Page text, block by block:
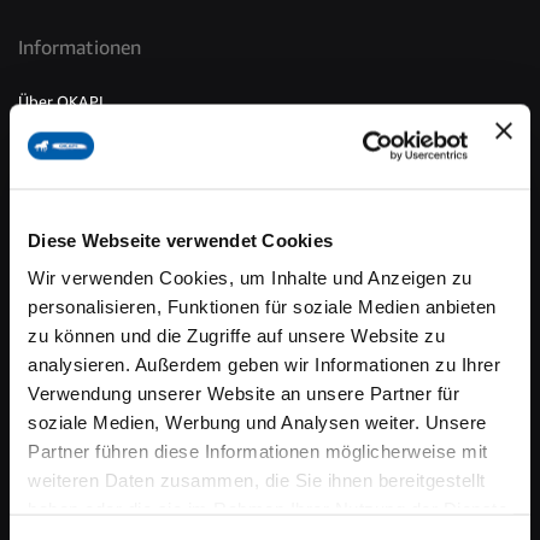
Diese Webseite verwendet Cookies
Wir verwenden Cookies, um Inhalte und Anzeigen zu
personalisieren, Funktionen für soziale Medien anbieten
zu können und die Zugriffe auf unsere Website zu
analysieren. Außerdem geben wir Informationen zu Ihrer
Verwendung unserer Website an unsere Partner für
soziale Medien, Werbung und Analysen weiter. Unsere
Partner führen diese Informationen möglicherweise mit
weiteren Daten zusammen, die Sie ihnen bereitgestellt
Informationen
Über OKAPI
Lieferung & Versand
Allgemeine Geschäftsbedingungen
Barrierefreiheit
FAQ - Häufig gestellte Fragen
Kundenservice
Widerrufsbelehrung